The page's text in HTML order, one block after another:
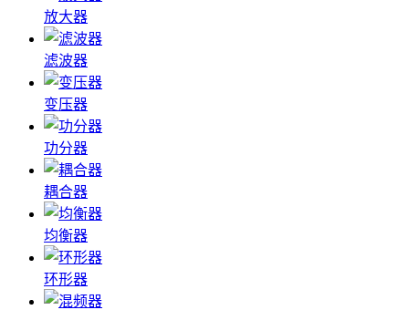
放大器
滤波器
变压器
功分器
耦合器
均衡器
环形器